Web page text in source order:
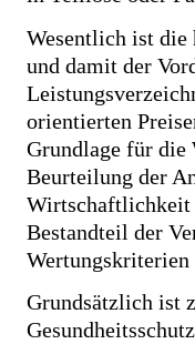
Wesentlich ist die
und damit der
orientierten
Grundlage für die
Beurteilung der
Wirtschaftlichkeit
Bestandteil der
Grundsätzlich ist